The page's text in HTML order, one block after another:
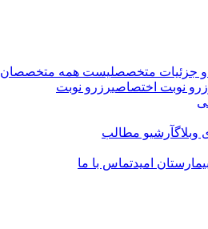
و جزئیات متخصصلیست همه متخصصان
نوبت اختصاصیرزرو نوبت
وبلاگآرشیو مطالب
بیمارستان امیدتماس با ما